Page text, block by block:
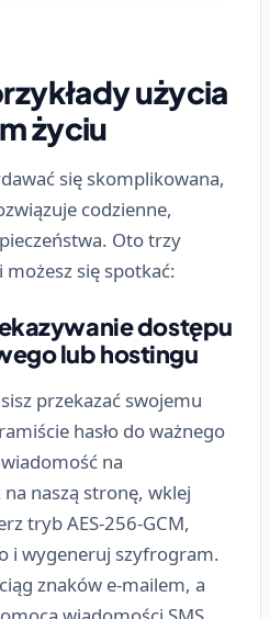
użycia
życiu
się skomplikowana,
codzienne,
Oto trzy
się spotkać:
dostępu
lub hostingu
przekazać swojemu
hasło do ważnego
na
naszą stronę, wklej
trybAES-256-GCM,
i wygeneruj szyfrogram.
znaków e-mailem, a